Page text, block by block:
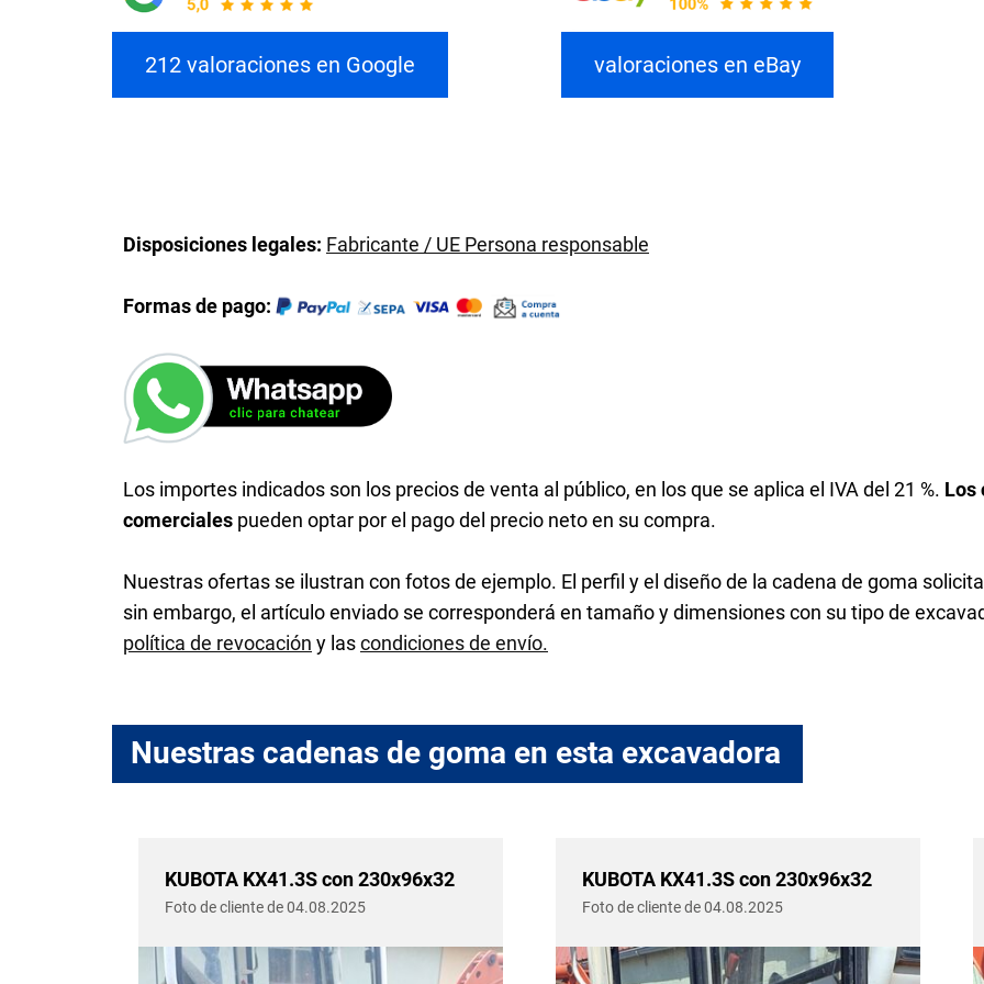
212 valoraciones en Google valoraciones en eBay
Disposiciones legales: Fabricante / UE Persona responsable
Formas de pago:
Los importes indicados son los precios de venta al público, en los que se aplica el IVA del 21 %. Los
comerciales pueden optar por el pago del precio neto en su compra.
Nuestras ofertas se ilustran con fotos de ejemplo. El perfil y el diseño de la cadena de goma
sin embargo, el artículo enviado se corresponderá en tamaño y dimensiones con su tipo de
política de revocación y lascondiciones de envío.
Nuestras cadenas de goma en esta excavadora
KUBOTA KX41.3S con 230x96x32
Foto de cliente de 04.08.2025
KUBOTA KX41.3S con 230x96x32
Foto de cliente de 04.08.2025